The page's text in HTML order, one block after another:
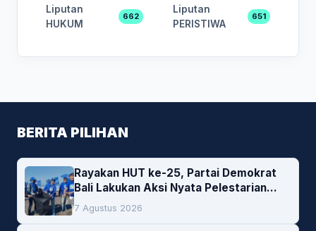
Liputan
HUKUM
662
Liputan
PERISTIWA
651
BERITA PILIHAN
Rayakan HUT ke-25, Partai Demokrat
Bali Lakukan Aksi Nyata Pelestarian
Lingkungan
7 Agustus 2026